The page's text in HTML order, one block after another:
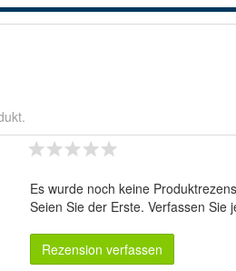
Es wurde noch keine
Seien Sie der Erste. Verfassen Sie
Rezension verfassen